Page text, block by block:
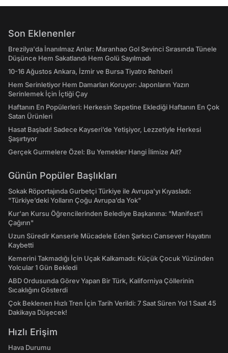
Son Eklenenler
Brezilya'da İnanılmaz Anlar: Maranhao Gol Sevinci Sırasında Tünele
Düşünce Hem Sakatlandı Hem Golü Sayılmadı
10-16 Ağustos Ankara, İzmir ve Bursa Tiyatro Rehberi
Hem Serinletiyor Hem Damarları Koruyor: Japonların Yazın
Serinlemek İçin İçtiği Çay
Haftanın En Popülerleri: Herkesin Sepetine Eklediği Haftanın En Çok
Satan Ürünleri
Hasat Başladı! Sadece Kayseri’de Yetişiyor, Lezzetiyle Herkesi
Şaşırtıyor
Gerçek Gurmelere Özel: Bu Yemekler Hangi İlimize Ait?
Günün Popüler Başlıkları
Sokak Röportajında Gurbetçi Türkiye ile Avrupa'yı Kıyasladı:
"Türkiye’deki Yolların Çoğu Avrupa’da Yok"
Kur'an Kursu Öğrencilerinden Belediye Başkanına: "Manifest’i
Çağırın"
Uzun Süredir Kanserle Mücadele Eden Şarkıcı Cansever Hayatını
Kaybetti
Kemerini Takmadığı İçin Uçak Kalkamadı: Küçük Çocuk Yüzünden
Yolcular 1 Gün Bekledi
ABD Ordusunda Görev Yapan Bir Türk, Kaliforniya Çöllerinin
Sıcaklığını Gösterdi
Çok Beklenen Hızlı Tren İçin Tarih Verildi: 7 Saat Süren Yol 1 Saat 45
Dakikaya Düşecek!
Hızlı Erişim
Hava Durumu